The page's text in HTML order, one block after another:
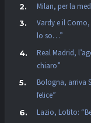
Milan, per la
Vardy e il Como,
lo so…”
Real Madrid,
chiaro”
Bologna, arriva
felice”
Lazio, Lotito: